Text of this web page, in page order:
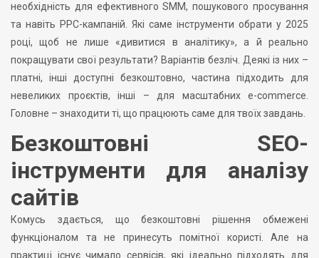
необхідність для ефективного SMM, пошукового просування
та навіть PPC-кампаній. Які саме інструменти обрати у 2025
році, щоб не лише «дивитися в аналітику», а й реально
покращувати свої результати? Варіантів безліч. Деякі із них –
платні, інші доступні безкоштовно, частина підходить для
невеликих проєктів, інші – для масштабних e-commerce.
Головне – знаходити ті, що працюють саме для твоїх завдань.
Безкоштовні SEO-
інструменти для аналізу
сайтів
Комусь здається, що безкоштовні рішення обмежені
функціоналом та не принесуть помітної користі. Але на
практиці існує чимало сервісів, які ідеально підходять для